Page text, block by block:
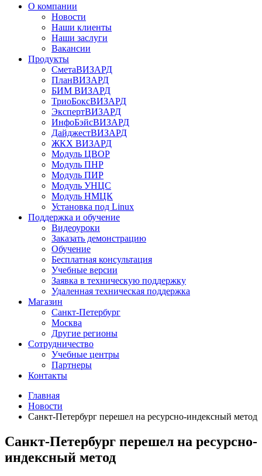
О компании
Новости
Наши клиенты
Наши заслуги
Вакансии
Продукты
СметаВИЗАРД
ПланВИЗАРД
БИМ ВИЗАРД
ТриоБоксВИЗАРД
ЭкспертВИЗАРД
ИнфоБэйсВИЗАРД
ДайджестВИЗАРД
ЖКХ ВИЗАРД
Модуль ЦВОР
Модуль ПНР
Модуль ПИР
Модуль УНЦС
Модуль НМЦК
Установка под Linux
Поддержка и обучение
Видеоуроки
Заказать демонстрацию
Обучение
Бесплатная консультация
Учебные версии
Заявка в техническую поддержку
Удаленная техническая поддержка
Магазин
Санкт-Петербург
Москва
Другие регионы
Сотрудничество
Учебные центры
Партнеры
Контакты
Главная
Новости
Санкт-Петербург перешел на ресурсно-индексный метод
Санкт-Петербург перешел на ресурсно-
индексный метод